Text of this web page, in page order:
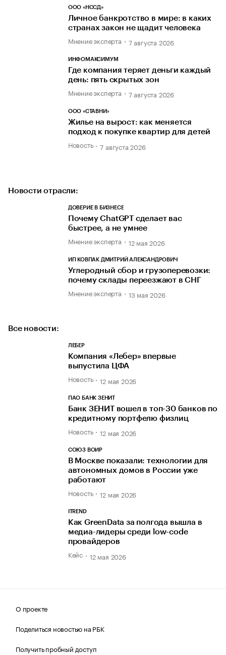
ООО «НССД»
Личное банкротство в мире: в каких
странах закон не щадит человека
Мнение эксперта 7 августа 2026
ИНФОМАКСИМУМ
Где компания теряет деньги каждый
день: пять скрытых зон
Мнение эксперта 7 августа 2026
ООО «СТАВНИ»
Жилье на вырост: как меняется
подход к покупке квартир для детей
Новость 7 августа 2026
Новости отрасли:
ДОВЕРИЕ В БИЗНЕСЕ
Почему ChatGPT сделает вас
быстрее, а не умнее
Мнение эксперта 12 мая 2026
ИП КОВПАК ДМИТРИЙ АЛЕКСАНДРОВИЧ
Углеродный сбор и грузоперевозки:
почему склады переезжают в СНГ
Мнение эксперта 13 мая 2026
Все новости:
ЛЕБЕР
Компания «Лебер» впервые
выпустила ЦФА
Новость 12 мая 2026
ПАО БАНК ЗЕНИТ
Банк ЗЕНИТ вошел в топ-30 банков по
кредитному портфелю физлиц
Новость 12 мая 2026
СОЮЗ ВОИР
В Москве показали: технологии для
автономных домов в России уже
работают
Новость 12 мая 2026
ITREND
Как GreenData за полгода вышла в
медиа-лидеры среди low-code
провайдеров
Кейс 12 мая 2026
О проекте
Поделиться новостью на РБК
Получить пробный доступ